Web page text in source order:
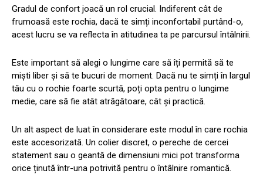
Gradul de confort joacă un rol crucial. Indiferent cât de
frumoasă este rochia, dacă te simți inconfortabil purtând-o,
acest lucru se va reflecta în atitudinea ta pe parcursul întâlnirii.
Este important să alegi o lungime care să îți permită să te
miști liber și să te bucuri de moment. Dacă nu te simți în largul
tău cu o rochie foarte scurtă, poți opta pentru o lungime
medie, care să fie atât atrăgătoare, cât și practică.
Un alt aspect de luat în considerare este modul în care rochia
este accesorizată. Un colier discret, o pereche de cercei
statement sau o geantă de dimensiuni mici pot transforma
orice ținută într-una potrivită pentru o întâlnire romantică.